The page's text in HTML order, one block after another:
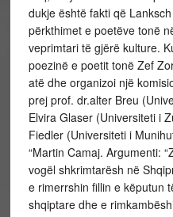
dukje është fakti që
përkthimet e poetëve tonë
veprimtari të gjërë kulture.
poezinë e poetit tonë Zef
atë dhe organizoi një
prej prof. dr.alter Breu
Elvira Glaser (Universiteti i
Fiedler (Universiteti i
“Martin Camaj. Argumenti:
vogël shkrimtarësh në
e rimerrshin fillin e këputun
shqiptare dhe e